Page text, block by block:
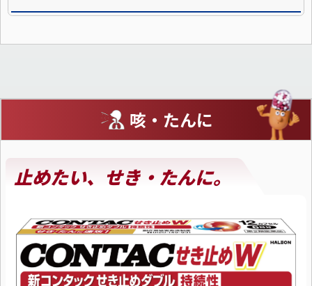
咳・たんに
止めたい、せき・たんに。